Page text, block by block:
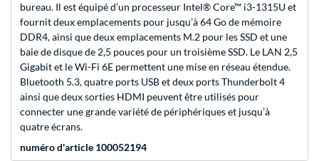
bureau. Il est équipé d’un processeur Intel® Core™ i3-1315U et
fournit deux emplacements pour jusqu’à 64 Go de mémoire
DDR4, ainsi que deux emplacements M.2 pour les SSD et une
baie de disque de 2,5 pouces pour un troisième SSD. Le LAN 2,5
Gigabit et le Wi-Fi 6E permettent une mise en réseau étendue.
Bluetooth 5.3, quatre ports USB et deux ports Thunderbolt 4
ainsi que deux sorties HDMI peuvent être utilisés pour
connecter une grande variété de périphériques et jusqu’à
quatre écrans.
numéro d'article 100052194